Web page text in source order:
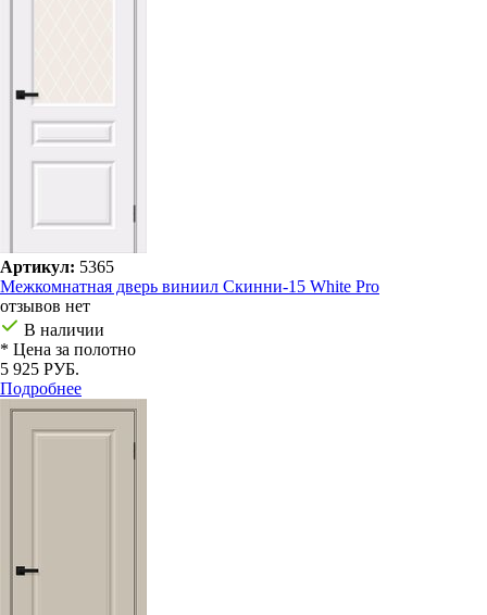
Артикул: 5365
Межкомнатная дверь виниил Скинни-15 White Pro
отзывов нет
В наличии
* Цена за полотно
5 925 РУБ.
Подробнее